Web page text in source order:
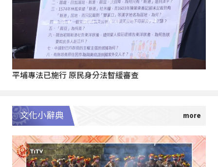
平埔專法已施行 原民身分法暫緩審查
文化小辭典